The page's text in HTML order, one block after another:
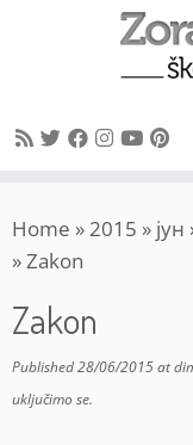
to
content
Home »2015 » јун
»Zakon
Zakon
Published28/06/2015at
uključimo se.